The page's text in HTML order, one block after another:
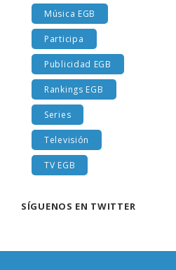
Música EGB
Participa
Publicidad EGB
Rankings EGB
Series
Televisión
TV EGB
SÍGUENOS EN TWITTER